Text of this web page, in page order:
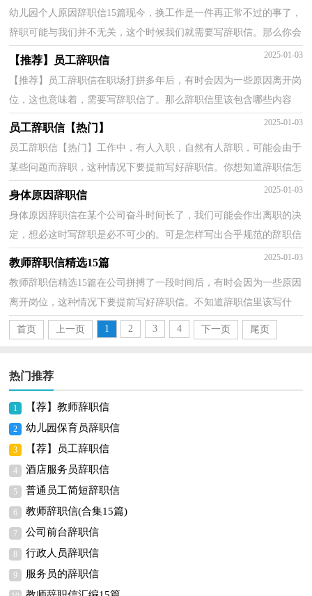
幼儿园个人原因辞职信15篇现今，换工作是一件再正常不过的事了，
辞职可能与我们并不无关，这个时候我们就需要写辞职信。那么你会
写辞职信吗？下面是小编精心整理的幼儿园个人原因辞...
【推荐】员工辞职信 2025-01-03
【推荐】员工辞职信在职场打拼多年后，有时会因为一些原因离开岗
位，这也意味着，需要写辞职信了。那么辞职信里该包含哪些内容
呢？以下是小编帮大家整理的员工辞职信，欢迎大家借鉴与...
员工辞职信【热门】 2025-01-03
员工辞职信【热门】工作中，有人入职，自然有人辞职，可能会由于
某些问题而辞职，这种情况下要提前写好辞职信。你想知道辞职信怎
么写吗？以下是小编为大家整理的员工辞职信，供大家参考...
身体原因辞职信 2025-01-03
身体原因辞职信在某个公司奋斗时间长了，我们可能会作出离职的决
定，想必这时写辞职是必不可少的。可是怎样写出合乎规范的辞职信
呢？以下是小编为大家整理的身体原因辞职信，供大家...
教师辞职信精选15篇 2025-01-03
教师辞职信精选15篇在公司拼搏了一段时间后，有时会因为一些原因
离开岗位，这种情况下要提前写好辞职信。不知道辞职信里该写什
么？下面是小编整理的教师辞职信，欢迎阅读，希望大家能...
首页 上一页 1 2 3 4 下一页 尾页
热门推荐
1 【荐】教师辞职信
2 幼儿园保育员辞职信
3 【荐】员工辞职信
4 酒店服务员辞职信
5 普通员工简短辞职信
6 教师辞职信(合集15篇)
7 公司前台辞职信
8 行政人员辞职信
9 服务员的辞职信